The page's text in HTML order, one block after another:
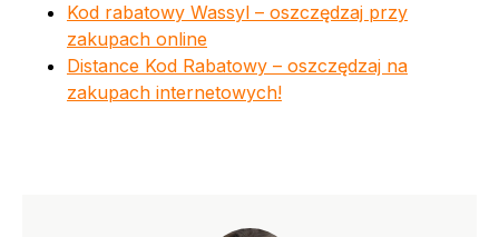
Kod rabatowy Wassyl – oszczędzaj przy
zakupach online
Distance Kod Rabatowy – oszczędzaj na
zakupach internetowych!